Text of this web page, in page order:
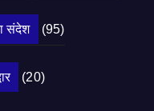
संदेश (95)
(20)